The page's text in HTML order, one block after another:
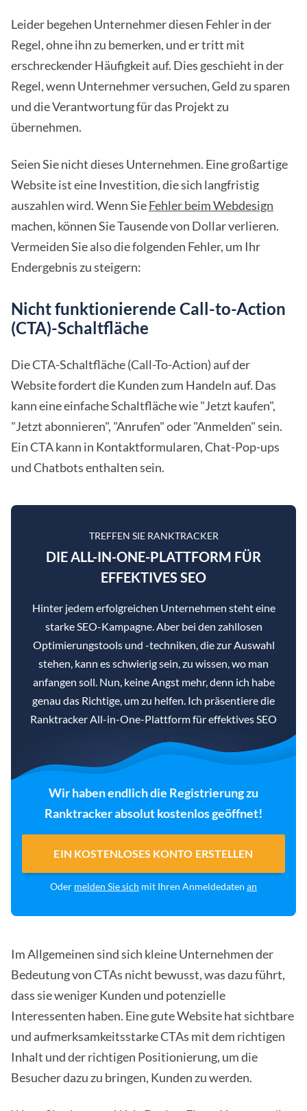
Leider begehen Unternehmer diesen Fehler in der
Regel, ohne ihn zu bemerken, und er tritt mit
erschreckender Häufigkeit auf. Dies geschieht in der
Regel, wenn Unternehmer versuchen, Geld zu sparen
und die Verantwortung für das Projekt zu
übernehmen.
Seien Sie nicht dieses Unternehmen. Eine großartige
Website ist eine Investition, die sich langfristig
auszahlen wird. Wenn SieFehler beim Webdesign
machen, können Sie Tausende von Dollar verlieren.
Vermeiden Sie also die folgenden Fehler, um Ihr
Endergebnis zu steigern:
Nicht funktionierende Call-to-Action
(CTA)-Schaltfläche
Die CTA-Schaltfläche (Call-To-Action) auf der
Website fordert die Kunden zum Handeln auf. Das
kann eine einfache Schaltfläche wie "Jetzt kaufen",
"Jetzt abonnieren", "Anrufen" oder "Anmelden" sein.
Ein CTA kann in Kontaktformularen, Chat-Pop-ups
und Chatbots enthalten sein.
TREFFEN SIE RANKTRACKER
DIE ALL-IN-ONE-PLATTFORM FÜR
EFFEKTIVES SEO
Hinter jedem erfolgreichen Unternehmen steht eine
starke SEO-Kampagne. Aber bei den zahllosen
Optimierungstools und -techniken, die zur Auswahl
stehen, kann es schwierig sein, zu wissen, wo man
anfangen soll. Nun, keine Angst mehr, denn ich habe
genau das Richtige, um zu helfen. Ich präsentiere die
Ranktracker All-in-One-Plattform für effektives SEO
Wir haben endlich die Registrierung zu
Ranktracker absolut kostenlos geöffnet!
EIN KOSTENLOSES KONTO ERSTELLEN
Oder melden Sie sich mit Ihren Anmeldedaten an
Im Allgemeinen sind sich kleine Unternehmen der
Bedeutung von CTAs nicht bewusst, was dazu führt,
dass sie weniger Kunden und potenzielle
Interessenten haben. Eine gute Website hat sichtbare
und aufmerksamkeitsstarke CTAs mit dem richtigen
Inhalt und der richtigen Positionierung, um die
Besucher dazu zu bringen, Kunden zu werden.